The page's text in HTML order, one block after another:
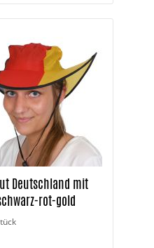
Deutschland mit
rot-gold